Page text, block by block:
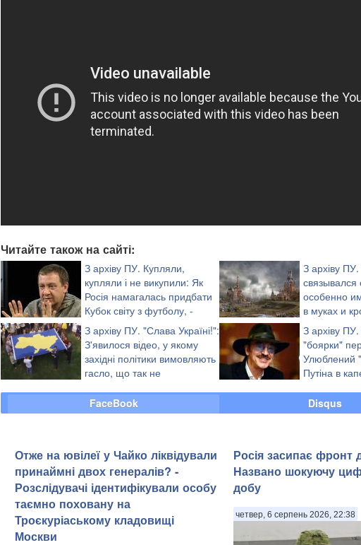
Читайте також на сайті:
З архіву ПУ. Купляли,
купляли і не викупили: Як
Росія намагалась придбати
Кубок світу з футболу, -
Муждабаєв
З архіву
связывался
особенно
в муках и
Колорадос
З архіву ПУ. "Слава Україні!":
З'явилося відео, у якому
західні політики вимовляють
гасло, що так не
З архіву
"боярки"
Улюблений
Путіна в
заволав "Слава Україні!"
FaceBook Disqus
Отже на ювілеї у Чайко ліквідували
принаймні двох генералів? -
Розслідувачі ідентифікували особу
таємно поховану на
Троєкуріаському кладовищі
Москви
Росія засипає фронт
Названо шокуючу
добу
четвер, 6 серпень 2026, 22:38